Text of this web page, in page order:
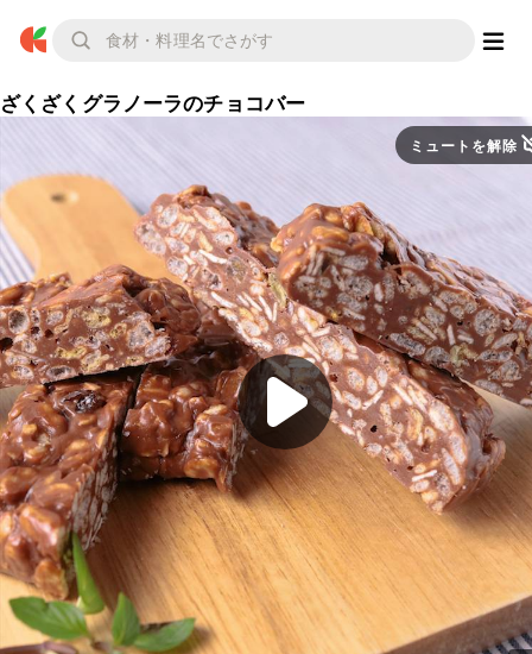
ざくざくグラノーラのチョコバー
ミュートを解除